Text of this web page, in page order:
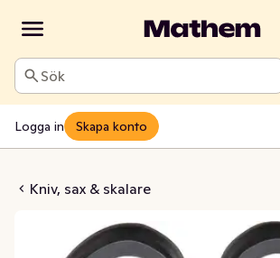
Sök
Logga in Skapa konto
Kniv, sax & skalare
Sax